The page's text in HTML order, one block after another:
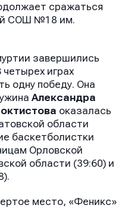
сражаться
СОШ №18 им.
завершились
четырех играх
одну победу. Она
Александра
оказалась
области
баскетболистки
Орловской
области (39:60) и
место, «Феникс»